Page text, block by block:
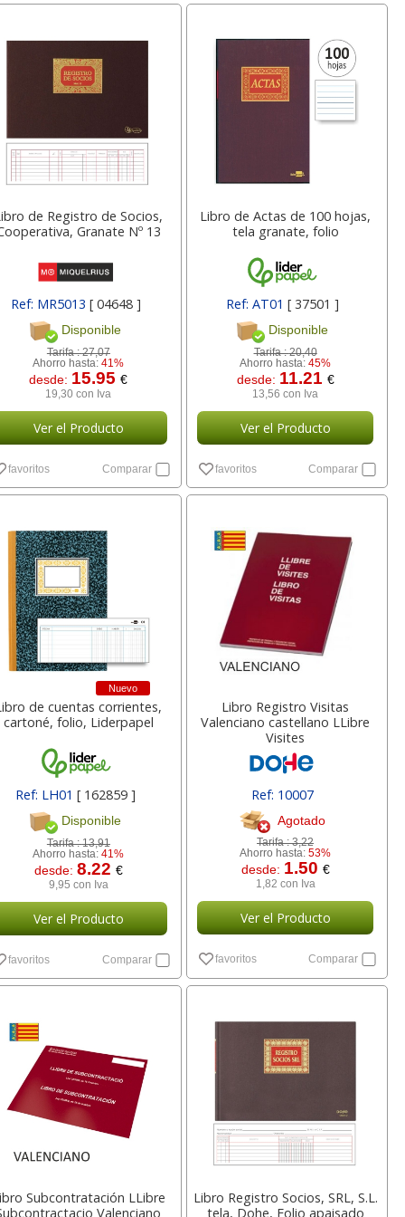
de Registro de Socios,
Granate Nº 13
Ref: MR5013 [ 04648 ]
Disponible
Tarifa :27,07
Ahorro hasta:41%
desde: 15.95€
19,30 con Iva
Ver el Producto
favoritos Comparar
Libro de Actas de 100 hojas,
tela granate, folio
Ref: AT01 [ 37501 ]
Disponible
Tarifa :20,40
Ahorro hasta: 45%
desde: 11.21 €
13,56 con Iva
Ver el Producto
favoritos Comparar
Nuevo
de cuentas corrientes,
cartoné, folio, Liderpapel
Ref: LH01[ 162859 ]
Disponible
Tarifa :13,91
Ahorro hasta:41%
desde: 8.22 €
9,95 con Iva
Ver el Producto
favoritos Comparar
Libro Registro Visitas
Valenciano castellano LLibre
Visites
Ref: 10007
Agotado
Tarifa :3,22
Ahorro hasta: 53%
desde: 1.50 €
1,82 con Iva
Ver el Producto
favoritos Comparar
Subcontratación LLibre
Valenciano
Libro Registro Socios, SRL, S.L.
tela, Dohe, Folio apaisado